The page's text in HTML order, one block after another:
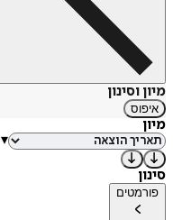
מיון וסינון
איפוס
מיון
▾
סינון
פורמטים